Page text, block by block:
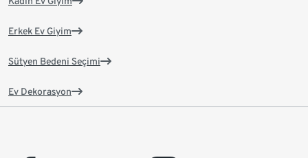
Erkek Ev Giyim
Sütyen Bedeni Seçimi
Ev Dekorasyon